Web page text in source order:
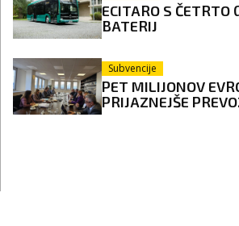
ECITARO S ČETRTO
BATERIJ
Subvencije
PET MILIJONOV
PRIJAZNEJŠE